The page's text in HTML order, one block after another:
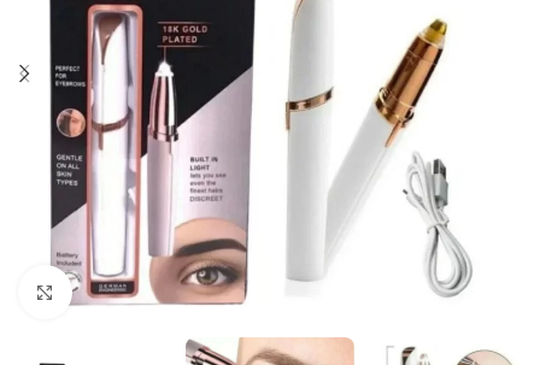
Click to enlarge